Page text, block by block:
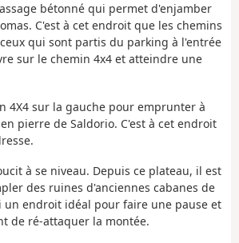
bétonné qui permet d'enjamber
C'est à cet endroit que les chemins
qui sont partis du parking à l'entrée
sur le chemin 4x4 et atteindre une
4X4 sur la gauche pour emprunter à
pierre de Saldorio. C'est à cet endroit
à se niveau. Depuis ce plateau, il est
des ruines d'anciennes cabanes de
un endroit idéal pour faire une pause et
de ré-attaquer la montée.